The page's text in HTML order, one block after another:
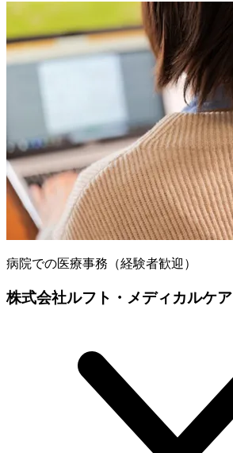
病院での医療事務（経験者歓迎）
株式会社ルフト・メディカルケア